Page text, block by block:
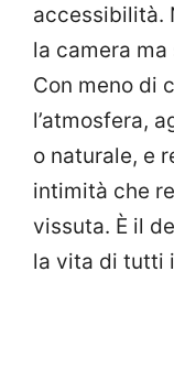
accessibilità.
la camera
Con meno di
l’atmosfera,
o naturale, e
intimità che
vissuta. È il
la vita di tutti